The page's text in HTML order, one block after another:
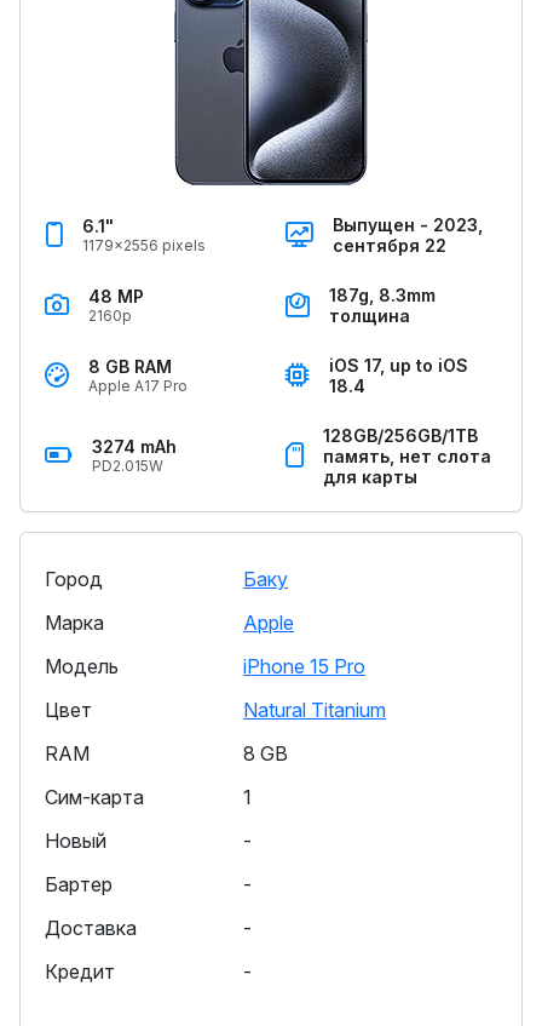
6.1"
1179x2556 pixels
Выпущен - 2023,
сентября 22
48 MP
2160p
187g, 8.3mm
толщина
8 GB RAM
Apple A17 Pro
iOS 17, up to iOS
18.4
3274 mAh
PD2.015W
128GB/256GB/1TB
память, нет слота
для карты
Город
Баку
Марка
Apple
Модель
iPhone 15 Pro
Цвет
Natural Titanium
RAM
8 GB
Сим-карта
1
Новый
-
Бартер
-
Доставка
-
Кредит
-